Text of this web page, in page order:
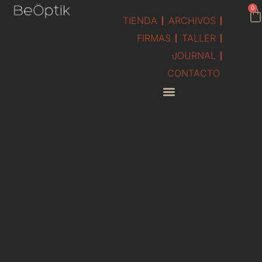
contenido
TIENDA
ARCHIVOS
FIRMAS
TALLER
JOURNAL
CONTACTO
0